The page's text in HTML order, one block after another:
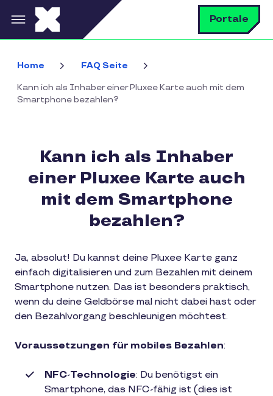
Direkt zum Inhalt Portale
Home FAQ Seite
Kann ich als Inhaber einer Pluxee Karte auch mit dem
Smartphone bezahlen?
Kann ich als Inhaber
einer Pluxee Karte auch
mit dem Smartphone
bezahlen?
Ja, absolut! Du kannst deine Pluxee Karte ganz
einfach digitalisieren und zum Bezahlen mit deinem
Smartphone nutzen. Das ist besonders praktisch,
wenn du deine Geldbörse mal nicht dabei hast oder
den Bezahlvorgang beschleunigen möchtest.
Voraussetzungen für mobiles Bezahlen:
NFC-Technologie: Du benötigst ein
Smartphone, das NFC-fähig ist (dies ist